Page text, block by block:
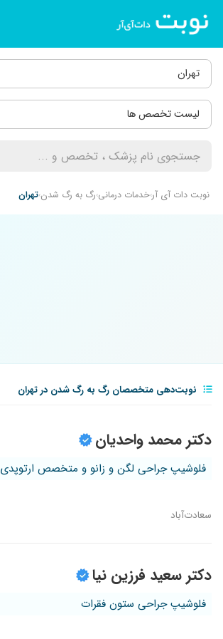
تهران
لیست تخصص ها
نوبت دات آی آرخدمات درمانی رگ به رگ شدن تهران
نوبت‌دهی متخصصان رگ به رگ شدن در تهران
دکتر محمد واحدیان
فلوشیپ جراحی لگن و زانو و متخصص ارتوپدی
سعادت‌آباد
دکتر سعید فرزین نیا
فلوشیپ جراحی ستون فقرات